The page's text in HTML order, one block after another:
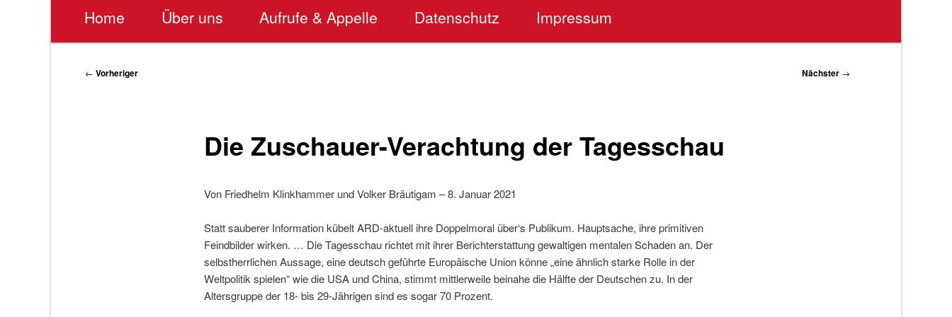
Home Über uns Aufrufe & Appelle Datenschutz Impressum
Beitragsnavigation
← Vorheriger Nächster →
Die Zuschauer-Verachtung der Tagesschau
Von Friedhelm Klinkhammer und Volker Bräutigam – 8. Januar 2021
Statt sauberer Information kübelt ARD-aktuell ihre Doppelmoral über‘s Publikum. Hauptsache, ihre primitiven
Feindbilder wirken. … Die Tagesschau richtet mit ihrer Berichterstattung gewaltigen mentalen Schaden an. Der
selbstherrlichen Aussage, eine deutsch geführte Europäische Union könne „eine ähnlich starke Rolle in der
Weltpolitik spielen“ wie die USA und China, stimmt mittlerweile beinahe die Hälfte der Deutschen zu. In der
Altersgruppe der 18- bis 29-Jährigen sind es sogar 70 Prozent.